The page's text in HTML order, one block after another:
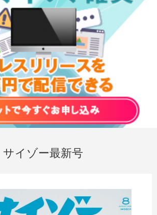
サイゾー最新号